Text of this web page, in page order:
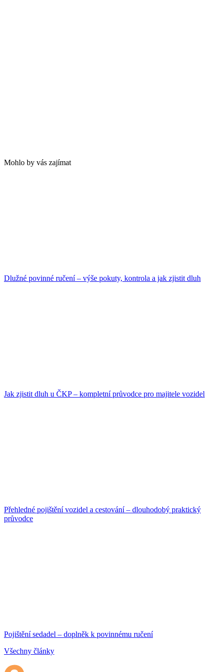
Mohlo by vás zajímat
Dlužné povinné ručení – výše pokuty, kontrola a jak zjistit dluh
Jak zjistit dluh u ČKP – kompletní průvodce pro majitele vozidel
Přehledné pojištění vozidel a cestování – dlouhodobý praktický
průvodce
Pojištění sedadel – doplněk k povinnému ručení
Všechny články